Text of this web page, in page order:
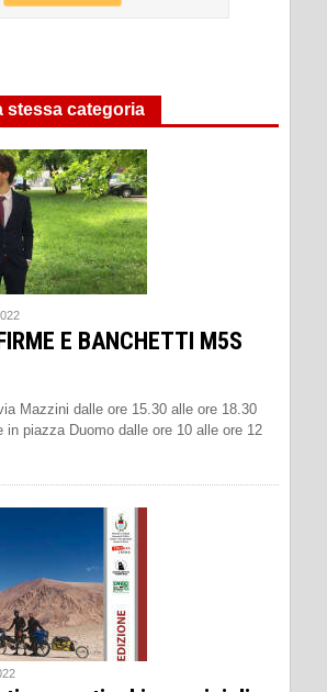
stessa categoria
E BANCHETTI M5S
Mazzini dalle ore 15.30 alle ore 18.30
in piazza Duomo dalle ore 10 alle ore 12